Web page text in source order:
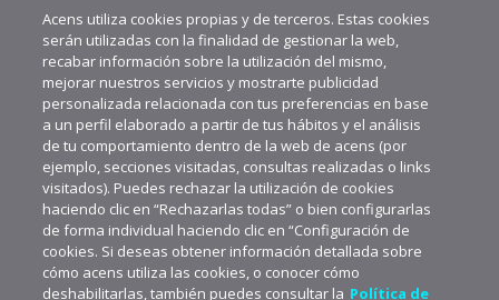
Acens utiliza cookies propias y de terceros. Estas cookies
serán utilizadas con la finalidad de gestionar la web,
recabar información sobre la utilización del mismo,
mejorar nuestros servicios y mostrarte publicidad
personalizada relacionada con tus preferencias en base
a un perfil elaborado a partir de tus hábitos y el análisis
de tu comportamiento dentro de la web de acens (por
ejemplo, secciones visitadas, consultas realizadas o links
visitados). Puedes rechazar la utilización de cookies
haciendo clic en “Rechazarlas todas” o bien configurarlas
de forma individual haciendo clic en “Configuración de
cookies. Si deseas obtener información detallada sobre
cómo acens utiliza las cookies, o conocer cómo
deshabilitarlas, también puedes consultar la Política de